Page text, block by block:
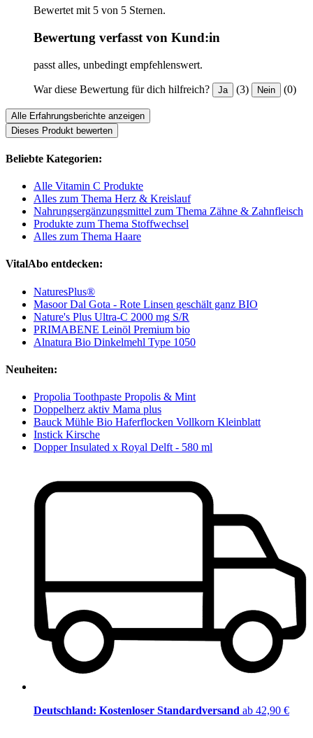
Bewertet mit 5 von 5 Sternen.
Bewertung verfasst von Kund:in
passt alles, unbedingt empfehlenswert.
War diese Bewertung für dich hilfreich? Ja (3) Nein (0)
Alle Erfahrungsberichte anzeigen
Dieses Produkt bewerten
Beliebte Kategorien:
Alle Vitamin C Produkte
Alles zum Thema Herz & Kreislauf
Nahrungsergänzungsmittel zum Thema Zähne & Zahnfleisch
Produkte zum Thema Stoffwechsel
Alles zum Thema Haare
VitalAbo entdecken:
NaturesPlus®
Masoor Dal Gota - Rote Linsen geschält ganz BIO
Nature's Plus Ultra-C 2000 mg S/R
PRIMABENE Leinöl Premium bio
Alnatura Bio Dinkelmehl Type 1050
Neuheiten:
Propolia Toothpaste Propolis & Mint
Doppelherz aktiv Mama plus
Bauck Mühle Bio Haferflocken Vollkorn Kleinblatt
Instick Kirsche
Dopper Insulated x Royal Delft - 580 ml
Deutschland: Kostenloser Standardversand ab 42,90 €